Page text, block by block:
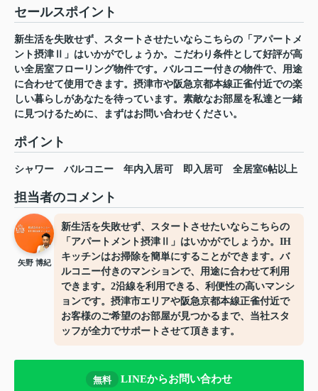
セールスポイント
新生活を失敗せず、スタートさせたいならこちらの「アパートメ
ント摂津Ⅱ」はいかがでしょうか。こだわり条件として好評が高
い全居室フローリング物件です。バルコニー付きの物件で、用途
に合わせて使用できます。摂津市や阪急京都本線正雀付近での楽
しい暮らしがあなたを待っています。素敵なお部屋を私達と一緒
に見つけるために、まずはお問い合わせください。
ポイント
シャワー バルコニー 年内入居可 即入居可 全居室6帖以上
担当者のコメント
矢野 博紀
新生活を失敗せず、スタートさせたいならこちらの
「アパートメント摂津Ⅱ」はいかがでしょうか。IH
キッチンはお掃除を簡単にすることができます。バ
ルコニー付きのマンションで、用途に合わせて利用
できます。2沿線を利用できる、利便性の高いマンシ
ョンです。摂津市エリアや阪急京都本線正雀付近で
お客様のご希望のお部屋が見つかるまで、当社スタ
ッフが全力でサポートさせて頂きます。
無料 LINEからお問い合わせ